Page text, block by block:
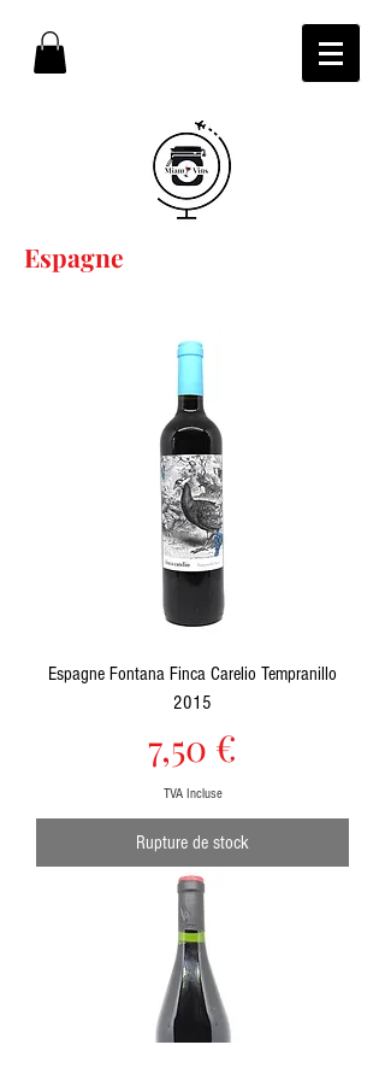
Espagne
Espagne Fontana Finca Carelio Tempranillo
2015
Prix
7,50 €
TVA Incluse
Rupture de stock